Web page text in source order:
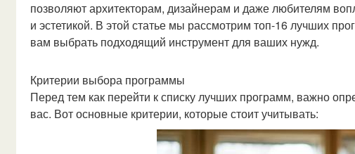
позволяют архитекторам, дизайнерам и даже любителям
и эстетикой. В этой статье мы рассмотрим топ-16 лучших
вам выбрать подходящий инструмент для ваших нужд.
Критерии выбора программы
Перед тем как перейти к списку лучших программ, важно
вас. Вот основные критерии, которые стоит учитывать: